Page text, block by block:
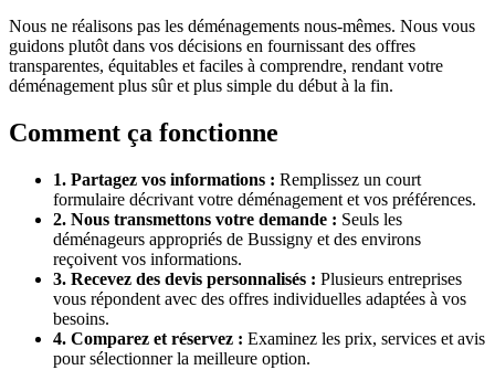
Nous ne réalisons pas les déménagements nous-mêmes. Nous vous
guidons plutôt dans vos décisions en fournissant des offres
transparentes, équitables et faciles à comprendre, rendant votre
déménagement plus sûr et plus simple du début à la fin.
Comment ça fonctionne
1. Partagez vos informations : Remplissez un court
formulaire décrivant votre déménagement et vos préférences.
2. Nous transmettons votre demande : Seuls les
déménageurs appropriés de Bussigny et des environs
reçoivent vos informations.
3. Recevez des devis personnalisés : Plusieurs entreprises
vous répondent avec des offres individuelles adaptées à vos
besoins.
4. Comparez et réservez : Examinez les prix, services et avis
pour sélectionner la meilleure option.